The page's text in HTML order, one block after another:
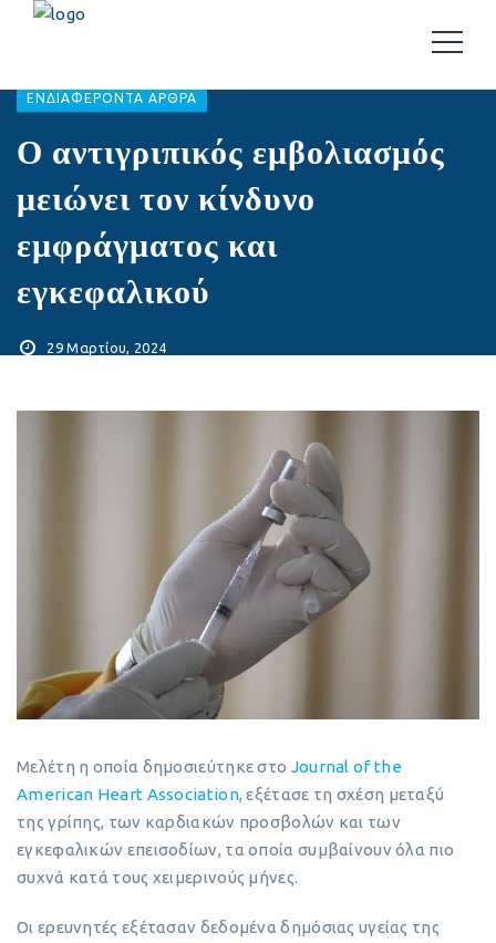
EΝΔΙΑΦΈΡΟΝΤΑ ΆΡΘΡΑ
Ο αντιγριπικός εμβολιασμός
μειώνει τον κίνδυνο
εμφράγματος και
εγκεφαλικού
29 Μαρτίου, 2024
Μελέτη η οποία δημοσιεύτηκε στο Journal of the
American Heart Association, εξέτασε τη σχέση μεταξύ
της γρίπης, των καρδιακών προσβολών και των
εγκεφαλικών επεισοδίων, τα οποία συμβαίνουν όλα πιο
συχνά κατά τους χειμερινούς μήνες.
Οι ερευνητές εξέτασαν δεδομένα δημόσιας υγείας της